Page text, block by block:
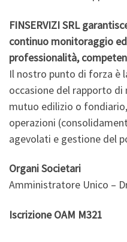
FINSERVIZI SRL
continuo monitoraggio
professionalità,
Il nostro punto di forza è
occasione del rapporto di
mutuo edilizio o
operazioni
agevolati e gestione del
Organi Societari
Amministratore Unico –
Iscrizione OAM M321